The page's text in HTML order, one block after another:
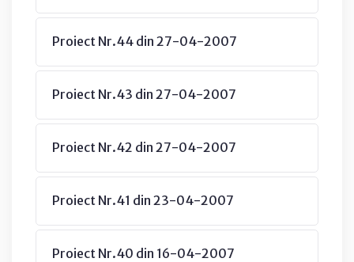
Proiect Nr.44 din 27-04-2007
Proiect Nr.43 din 27-04-2007
Proiect Nr.42 din 27-04-2007
Proiect Nr.41 din 23-04-2007
Proiect Nr.40 din 16-04-2007